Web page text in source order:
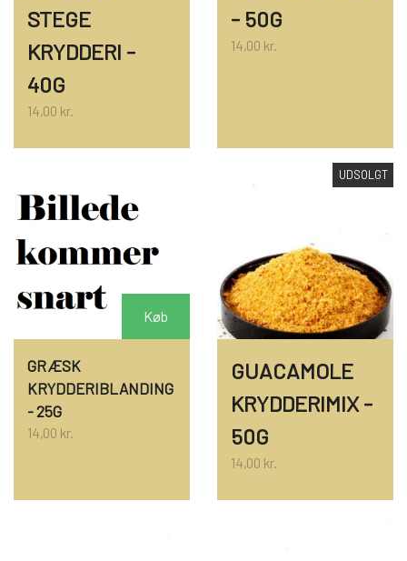
STEGE
KRYDDERI -
40G
14,00 kr.
- 50G
14,00 kr.
Køb
GRÆSK
KRYDDERIBLANDING
- 25G
14,00 kr.
UDSOLGT
GUACAMOLE
KRYDDERIMIX -
50G
14,00 kr.